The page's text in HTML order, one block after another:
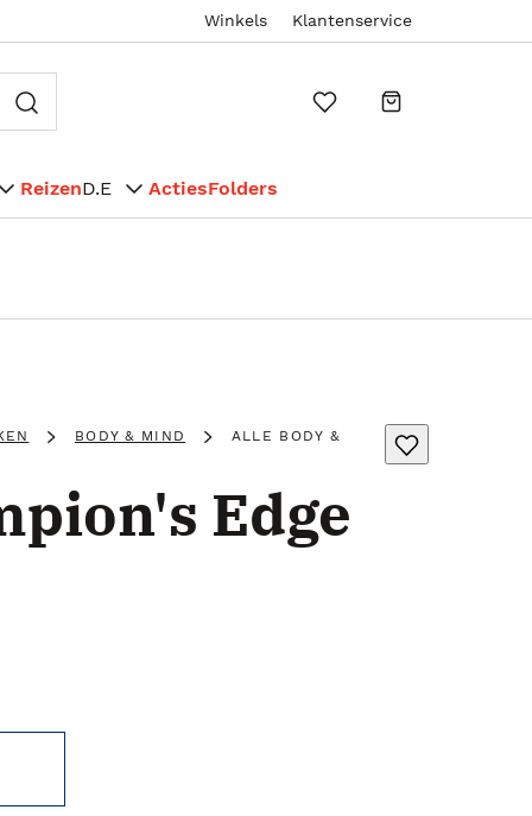
Winkels Klantenservice
ReizenD.E ActiesFolders
BODY & MIND ALLE BODY &
Edge